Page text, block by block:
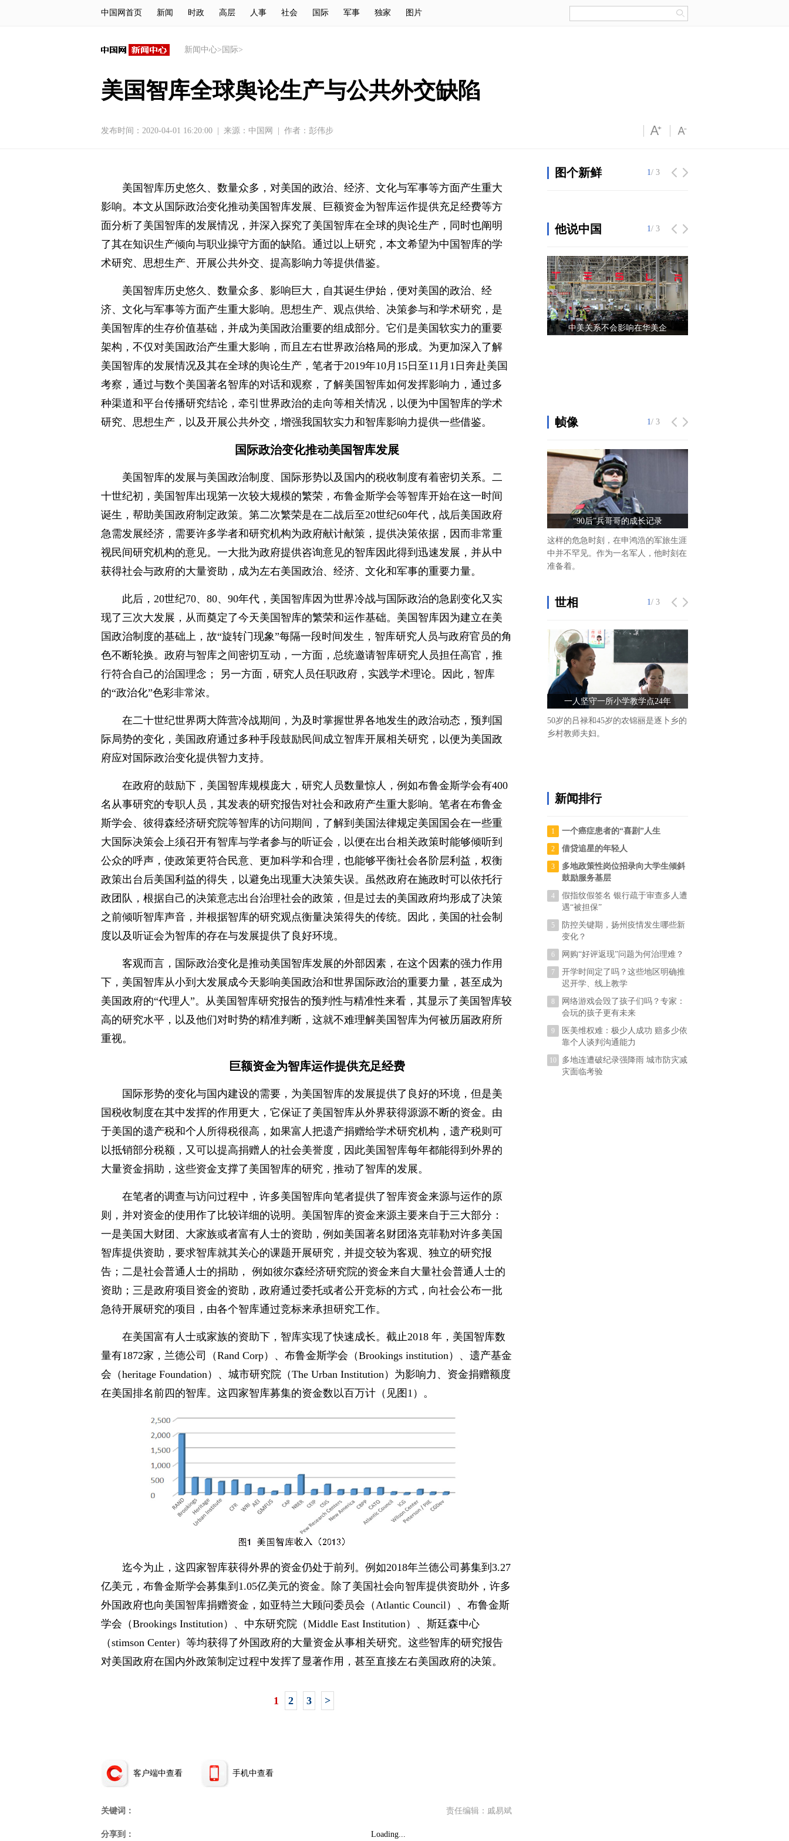
中国网首页 新闻 时政 高层 人事 社会 国际 军事 独家 图片
新闻中心> 国际>
美国智库全球舆论生产与公共外交缺陷
发布时间：2020-04-01 16:20:00 来源： 中国网 作者：彭伟步
美国智库历史悠久、数量众多，对美国的政治、经济、文化与军事等方面产生重大
影响。本文从国际政治变化推动美国智库发展、巨额资金为智库运作提供充足经费等方
面分析了美国智库的发展情况，并深入探究了美国智库在全球的舆论生产，同时也阐明
了其在知识生产倾向与职业操守方面的缺陷。通过以上研究，本文希望为中国智库的学
术研究、思想生产、开展公共外交、提高影响力等提供借鉴。
美国智库历史悠久、数量众多、影响巨大，自其诞生伊始，便对美国的政治、经
济、文化与军事等方面产生重大影响。思想生产、观点供给、决策参与和学术研究，是
美国智库的生存价值基础，并成为美国政治重要的组成部分。它们是美国软实力的重要
架构，不仅对美国政治产生重大影响，而且左右世界政治格局的形成。为更加深入了解
美国智库的发展情况及其在全球的舆论生产，笔者于2019年10月15日至11月1日奔赴美国
考察，通过与数个美国著名智库的对话和观察，了解美国智库如何发挥影响力，通过多
种渠道和平台传播研究结论，牵引世界政治的走向等相关情况，以便为中国智库的学术
研究、思想生产，以及开展公共外交，增强我国软实力和智库影响力提供一些借鉴。
国际政治变化推动美国智库发展
美国智库的发展与美国政治制度、国际形势以及国内的税收制度有着密切关系。二
十世纪初，美国智库出现第一次较大规模的繁荣，布鲁金斯学会等智库开始在这一时间
诞生，帮助美国政府制定政策。第二次繁荣是在二战后至20世纪60年代，战后美国政府
急需发展经济，需要许多学者和研究机构为政府献计献策，提供决策依据，因而非常重
视民间研究机构的意见。一大批为政府提供咨询意见的智库因此得到迅速发展，并从中
获得社会与政府的大量资助，成为左右美国政治、经济、文化和军事的重要力量。
此后，20世纪70、80、90年代，美国智库因为世界冷战与国际政治的急剧变化又实
现了三次大发展，从而奠定了今天美国智库的繁荣和运作基础。美国智库因为建立在美
国政治制度的基础上，故“旋转门现象”每隔一段时间发生，智库研究人员与政府官员的角
色不断轮换。政府与智库之间密切互动，一方面，总统邀请智库研究人员担任高官，推
行符合自己的治国理念； 另一方面，研究人员任职政府，实践学术理论。因此，智库
的“政治化”色彩非常浓。
在二十世纪世界两大阵营冷战期间，为及时掌握世界各地发生的政治动态，预判国
际局势的变化，美国政府通过多种手段鼓励民间成立智库开展相关研究，以便为美国政
府应对国际政治变化提供智力支持。
在政府的鼓励下，美国智库规模庞大，研究人员数量惊人，例如布鲁金斯学会有400
名从事研究的专职人员，其发表的研究报告对社会和政府产生重大影响。笔者在布鲁金
斯学会、彼得森经济研究院等智库的访问期间，了解到美国法律规定美国国会在一些重
大国际决策会上须召开有智库与学者参与的听证会，以便在出台相关政策时能够倾听到
公众的呼声，使政策更符合民意、更加科学和合理，也能够平衡社会各阶层利益，权衡
政策出台后美国利益的得失，以避免出现重大决策失误。虽然政府在施政时可以依托行
政团队，根据自己的决策意志出台治理社会的政策，但是过去的美国政府均形成了决策
之前倾听智库声音，并根据智库的研究观点衡量决策得失的传统。因此，美国的社会制
度以及听证会为智库的存在与发展提供了良好环境。
客观而言，国际政治变化是推动美国智库发展的外部因素，在这个因素的强力作用
下，美国智库从小到大发展成今天影响美国政治和世界国际政治的重要力量，甚至成为
美国政府的“代理人”。从美国智库研究报告的预判性与精准性来看，其显示了美国智库较
高的研究水平，以及他们对时势的精准判断，这就不难理解美国智库为何被历届政府所
重视。
巨额资金为智库运作提供充足经费
国际形势的变化与国内建设的需要，为美国智库的发展提供了良好的环境，但是美
国税收制度在其中发挥的作用更大，它保证了美国智库从外界获得源源不断的资金。由
于美国的遗产税和个人所得税很高，如果富人把遗产捐赠给学术研究机构，遗产税则可
以抵销部分税额，又可以提高捐赠人的社会美誉度，因此美国智库每年都能得到外界的
大量资金捐助，这些资金支撑了美国智库的研究，推动了智库的发展。
在笔者的调查与访问过程中，许多美国智库向笔者提供了智库资金来源与运作的原
则，并对资金的使用作了比较详细的说明。美国智库的资金来源主要来自于三大部分：
一是美国大财团、大家族或者富有人士的资助，例如美国著名财团洛克菲勒对许多美国
智库提供资助，要求智库就其关心的课题开展研究，并提交较为客观、独立的研究报
告；二是社会普通人士的捐助， 例如彼尔森经济研究院的资金来自大量社会普通人士的
资助；三是政府项目资金的资助，政府通过委托或者公开竞标的方式，向社会公布一批
急待开展研究的项目，由各个智库通过竞标来承担研究工作。
在美国富有人士或家族的资助下，智库实现了快速成长。截止2018 年，美国智库数
量有1872家，兰德公司（Rand Corp）、布鲁金斯学会（Brookings institution）、遗产基金
会（heritage Foundation）、城市研究院（The Urban Institution）为影响力、资金捐赠额度
在美国排名前四的智库。这四家智库募集的资金数以百万计（见图1）。
迄今为止，这四家智库获得外界的资金仍处于前列。例如2018年兰德公司募集到3.27
亿美元，布鲁金斯学会募集到1.05亿美元的资金。除了美国社会向智库提供资助外，许多
外国政府也向美国智库捐赠资金，如亚特兰大顾问委员会（Atlantic Council）、布鲁金斯
学会（Brookings Institution）、中东研究院（Middle East Institution）、斯廷森中心
（stimson Center）等均获得了外国政府的大量资金从事相关研究。这些智库的研究报告
对美国政府在国内外政策制定过程中发挥了显著作用，甚至直接左右美国政府的决策。
1 2 3 >
客户端中查看 手机中查看
关键词： 责任编辑：戚易斌
分享到： Loading...